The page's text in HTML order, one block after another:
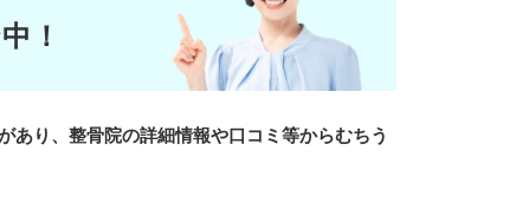
！
あり、整骨院の詳細情報や口コミ等からむちう